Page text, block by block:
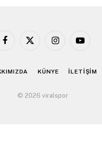
Facebook
X
InstagramYouTube
KÜNYE İLETİŞİM
© 2026 viralspor